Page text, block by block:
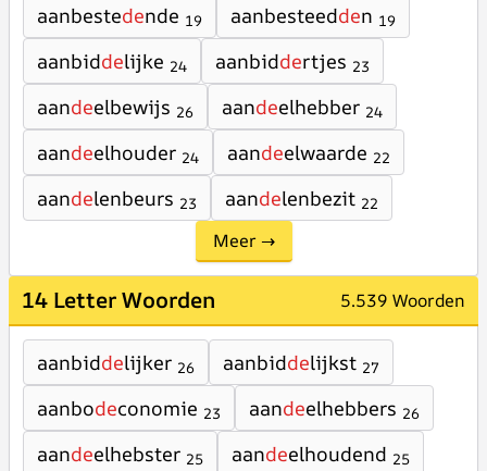
aanbestedende 19 aanbesteedden 19
aanbiddelijke 24 aanbiddertjes 23
aandeelbewijs 26 aandeelhebber 24
aandeelhouder 24 aandeelwaarde 22
aandelenbeurs 23 aandelenbezit 22
Meer →
14 Letter Woorden 5.539 Woorden
aanbiddelijker 26 aanbiddelijkst 27
aanbodeconomie 23 aandeelhebbers 26
aandeelhebster 25 aandeelhoudend 25